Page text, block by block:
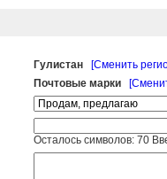
Гулистан
[Сменить
Почтовые марки
Осталось символов: 70